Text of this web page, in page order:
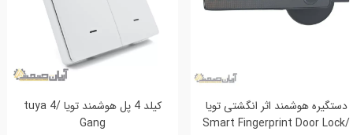
دستگیره هوشمند اثر انگشتی تویا
/Smart Fingerprint Door Lock
کیلد 4 پل هوشمند تویا /tuya 4
Gang